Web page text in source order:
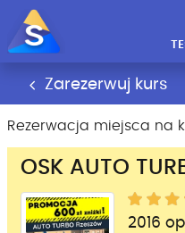
Zarezerwuj kurs
Rezerwacja miejsca na
OSK AUTO
2016